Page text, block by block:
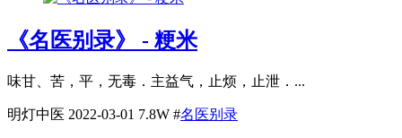
《名医别录》 - 粳米
味甘、苦，平，无毒．主益气，止烦，止泄．...
明灯中医 2022-03-01 7.8W #名医别录